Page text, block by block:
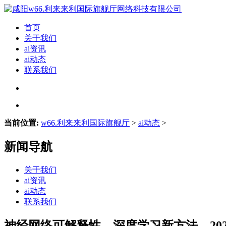
首页
关于我们
ai资讯
ai动态
联系我们
当前位置: w66.利来来利国际旗舰厅 > ai动态 >
新闻导航
关于我们
ai资讯
ai动态
联系我们